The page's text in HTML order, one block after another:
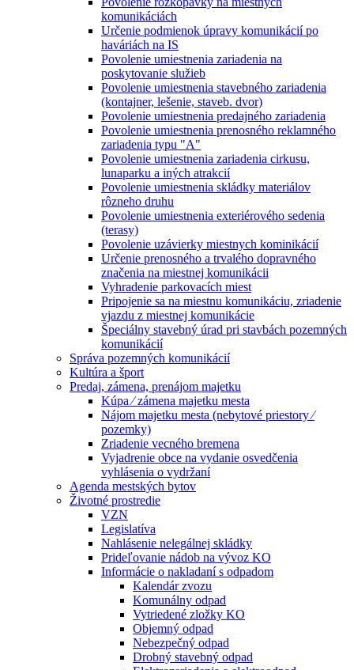
komunikáciách
Určenie podmienok úpravy komunikácií po
haváriách na IS
Povolenie umiestnenia zariadenia na
poskytovanie služieb
Povolenie umiestnenia stavebného zariadenia
(kontajner, lešenie, staveb. dvor)
Povolenie umiestnenia predajného zariadenia
Povolenie umiestnenia prenosného reklamného
zariadenia typu "A"
Povolenie umiestnenia zariadenia cirkusu,
lunaparku a iných atrakcií
Povolenie umiestnenia skládky materiálov
rôzneho druhu
Povolenie umiestnenia exteriérového sedenia
(terasy)
Povolenie uzávierky miestnych kominikácií
Určenie prenosného a trvalého dopravného
značenia na miestnej komunikácii
Vyhradenie parkovacích miest
Pripojenie sa na miestnu komunikáciu, zriadenie
vjazdu z miestnej komunikácie
Špeciálny stavebný úrad pri stavbách pozemných
komunikácií
Správa pozemných komunikácií
Kultúra a šport
Predaj, zámena, prenájom majetku
Kúpa ⁄ zámena majetku mesta
Nájom majetku mesta (nebytové priestory ⁄
pozemky)
Zriadenie vecného bremena
Vyjadrenie obce na vydanie osvedčenia
vyhlásenia o vydržaní
Agenda mestských bytov
Životné prostredie
VZN
Legislatíva
Nahlásenie nelegálnej skládky
Prideľovanie nádob na vývoz KO
Informácie o nakladaní s odpadom
Kalendár zvozu
Komunálny odpad
Vytriedené zložky KO
Objemný odpad
Nebezpečný odpad
Drobný stavebný odpad